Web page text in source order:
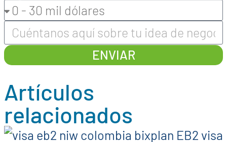
ENVIAR
Artículos
relacionados